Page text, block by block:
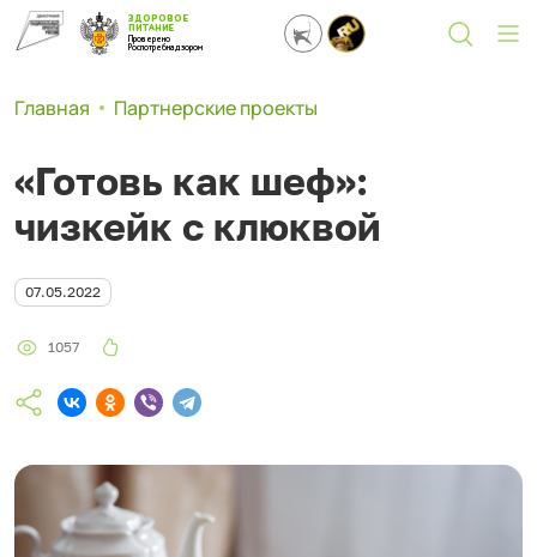
ЗДОРОВОЕ
ПИТАНИЕ
Проверено
Роспотребнадзором
Главная Партнерские проекты
«Готовь как шеф»:
чизкейк с клюквой
07.05.2022
1057